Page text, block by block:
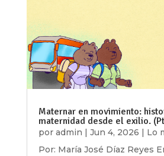
Maternar en movimiento:
maternidad desde el exilio.
por admin Jun 4, 2026
Lo
Por: María José Díaz Reyes